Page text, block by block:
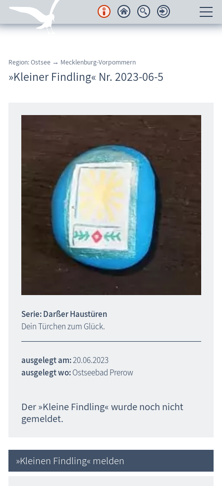
Regionales
Karten
Wissenswertes
Veranstaltungen
Region: Ostsee → Mecklenburg-Vorpommern
»Kleiner Findling« Nr. 2023-06-5
Serie: Darßer Haustüren
Dein Türchen zum Glück.
ausgelegt am:20.06.2023
ausgelegt wo:Ostseebad Prerow
Der »Kleine Findling« wurde noch nicht
gemeldet.
»Kleinen Findling« melden